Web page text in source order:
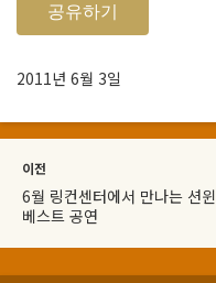
공유하기
2011년 6월 3일
이전
6월 링컨센터에서 만나는 션윈
베스트 공연